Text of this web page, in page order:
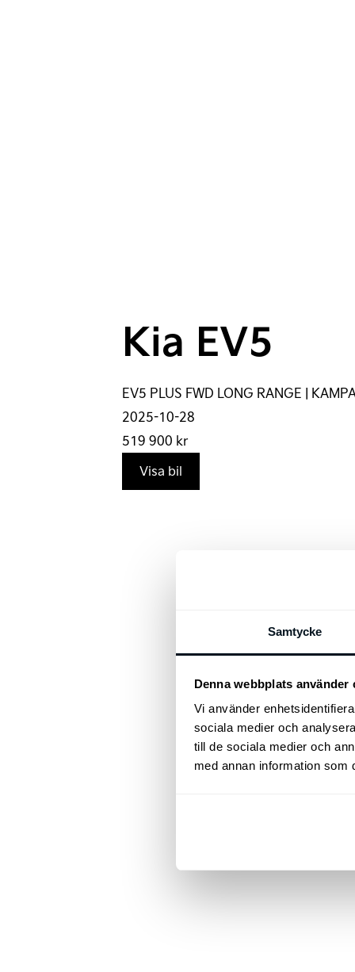
Samtycke
Denna webbplats använder
Vi använder
sociala medier och
till de sociala medier och
med annan information som
Kia EV5
EV5 PLUS FWD LONG RANGE |
2025-10-28
519 900 kr
Visa bil